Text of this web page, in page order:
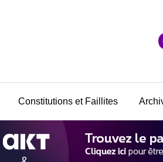
Constitutions et Faillites